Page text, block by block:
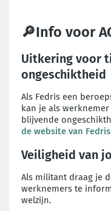
🔎Info voor
Uitkering voor
ongeschiktheid
Als Fedris een
kan je als
blijvende
de website van Fedris
Veiligheid van
Als militant draag je
werknemers te
welzijn.